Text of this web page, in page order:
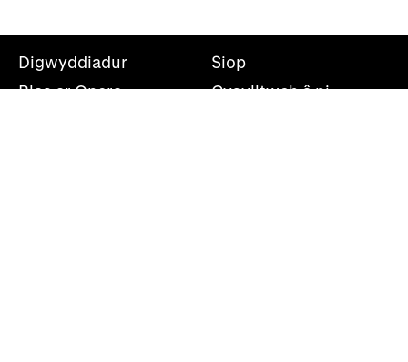
Digwyddiadur
Blas ar Opera
Siop
Cysylltwch â ni